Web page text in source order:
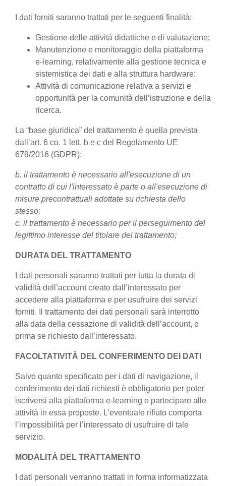
I dati forniti saranno trattati per le seguenti finalità:
Gestione delle attività didattiche e di valutazione;
Manutenzione e monitoraggio della piattaforma
e-learning, relativamente alla gestione tecnica e
sistemistica dei dati e alla struttura hardware;
Attività di comunicazione relativa a servizi e
opportunità per la comunità dell’istruzione e della
ricerca.
La “base giuridica” del trattamento è quella prevista
dall’art. 6 co. 1 lett. b e c del Regolamento UE
679/2016 (GDPR):
b. il trattamento è necessario all'esecuzione di un
contratto di cui l'interessato è parte o all'esecuzione di
misure precontrattuali adottate su richiesta dello
stesso;
c. il trattamento è necessario per il perseguimento del
legittimo interesse del titolare del trattamento;
DURATA DEL TRATTAMENTO
I dati personali saranno trattati per tutta la durata di
validità dell’account creato dall’interessato per
accedere alla piattaforma e per usufruire dei servizi
forniti. Il trattamento dei dati personali sarà interrotto
alla data della cessazione di validità dell’account, o
prima se richiesto dall’interessato.
FACOLTATIVITÀ DEL CONFERIMENTO DEI DATI
Salvo quanto specificato per i dati di navigazione, il
conferimento dei dati richiesti è obbligatorio per poter
iscriversi alla piattaforma e-learning e partecipare alle
attività in essa proposte. L’eventuale rifiuto comporta
l’impossibilità per l’interessato di usufruire di tale
servizio.
MODALITÀ DEL TRATTAMENTO
I dati personali verranno trattati in forma informatizzata